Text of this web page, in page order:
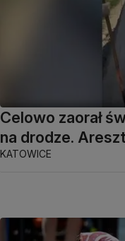
Celowo zaorał
na drodze.
KATOWICE